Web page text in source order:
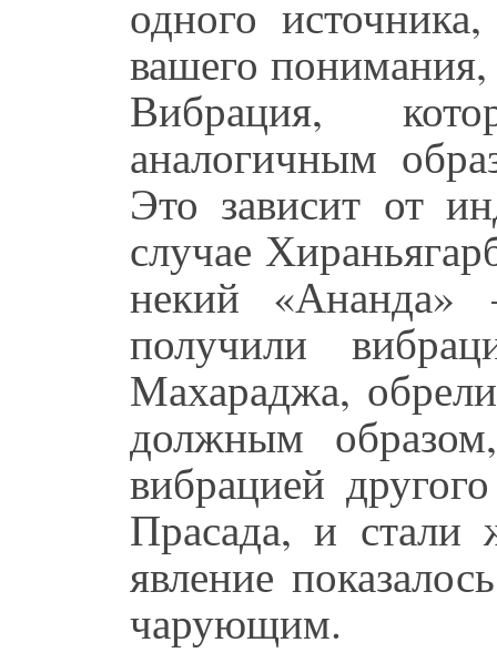
одного
вашего понимания,
Вибрация,
аналогичным
Это зависит от
случае
некий
получили
Махараджа,
должным
вибрацией
Прасада, и стали
явление
чарующим.